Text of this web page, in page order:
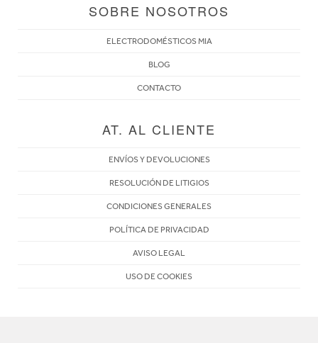
SOBRE NOSOTROS
ELECTRODOMÉSTICOS MIA
BLOG
CONTACTO
AT. AL CLIENTE
ENVÍOS Y DEVOLUCIONES
RESOLUCIÓN DE LITIGIOS
CONDICIONES GENERALES
POLÍTICA DE PRIVACIDAD
AVISO LEGAL
USO DE COOKIES